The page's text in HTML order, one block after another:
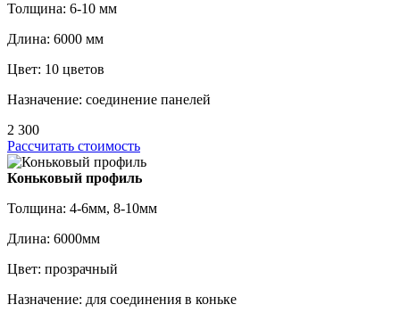
Толщина: 6-10 мм
Длина: 6000 мм
Цвет: 10 цветов
Назначение: соединение панелей
2 300
Рассчитать стоимость
Коньковый профиль
Толщина: 4-6мм, 8-10мм
Длина: 6000мм
Цвет: прозрачный
Назначение: для соединения в коньке